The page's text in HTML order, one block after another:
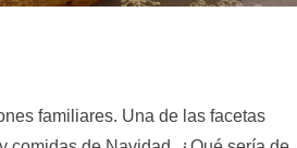
familiares. Una de las facetas